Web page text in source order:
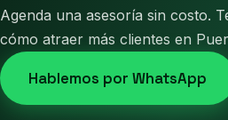
Agenda una asesoría sin costo.
cómo atraer más clientes en
Hablemos por WhatsApp